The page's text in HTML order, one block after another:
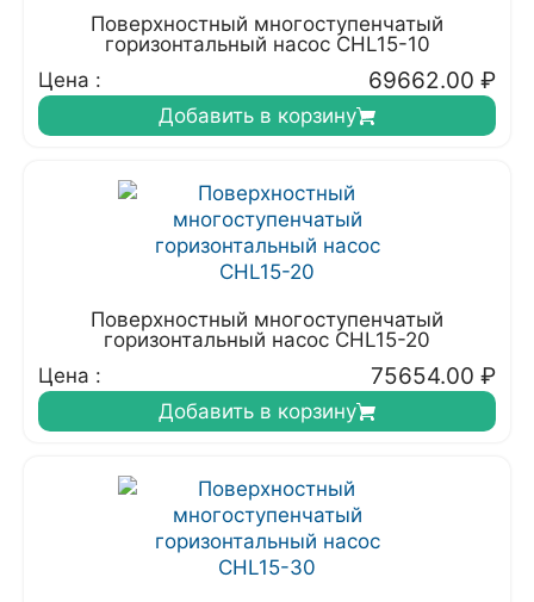
Поверхностный многоступенчатый
горизонтальный насос CHL15-10
Цена :
69662.00 ₽
Добавить в корзину
Поверхностный многоступенчатый
горизонтальный насос CHL15-20
Цена :
75654.00 ₽
Добавить в корзину